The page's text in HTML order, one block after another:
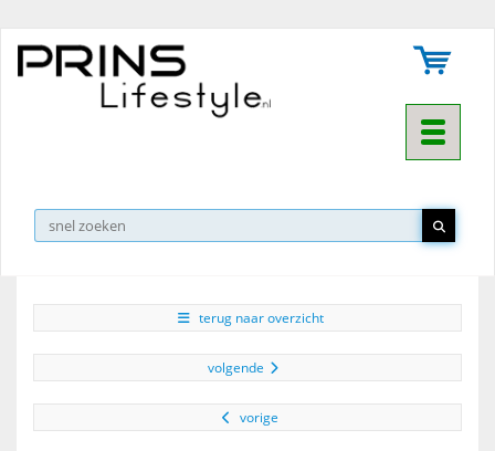
Toggle
▼
terug naar overzicht
volgende
vorige